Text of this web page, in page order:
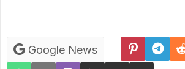
Google News